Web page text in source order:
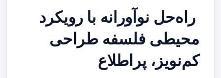
راه‌حل نوآورانه با رویکرد
محیطی فلسفه طراحی
کم‌نویز، پراطلاع